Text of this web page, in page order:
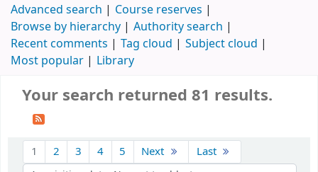
Advanced search
Course reserves
Browse by hierarchy
Authority search
Recent comments
Tag cloud
Subject cloud
Most popular
Library
Your search returned 81 results.
1 2 3 4 5 Next Last